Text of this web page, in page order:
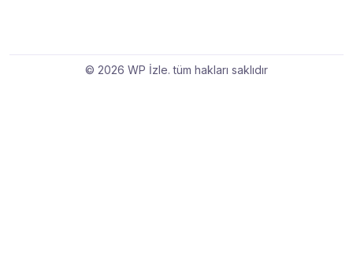
© 2026 WP İzle. tüm hakları saklıdır